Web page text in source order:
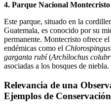
4. Parque Nacional Montecristo
Este parque, situado en la
Guatemala, es conocido por su
permanente. Montecristo ofrece
endémicas como el
garganta rubí(Archilochus
asociadas a los bosques de niebla.
Relevancia de una
Ejemplos de Conservación